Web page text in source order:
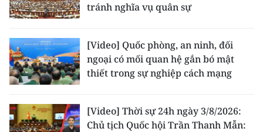
한국어
tránh nghĩa vụ quân sự
[Video] Quốc phòng, an ninh, đối
ngoại có mối quan hệ gắn bó mật
thiết trong sự nghiệp cách mạng
[Video] Thời sự 24h ngày 3/8/2026:
Chủ tịch Quốc hội Trần Thanh Mẫn: